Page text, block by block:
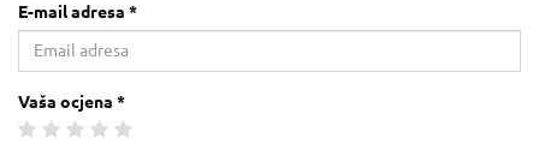
E-mail adresa *
Vaša ocjena *